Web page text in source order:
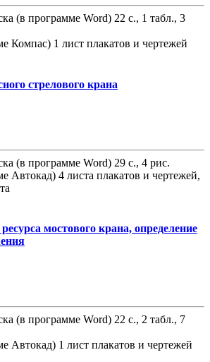
(в программе Word) 22 с., 1 табл., 3
Компас) 1 лист плакатов и чертежей
стрелового крана
(в программе Word) 29 с., 4 рис.
Автокад) 4 листа плакатов и чертежей,
мостового крана, определение
(в программе Word) 22 с., 2 табл., 7
Автокад) 1 лист плакатов и чертежей